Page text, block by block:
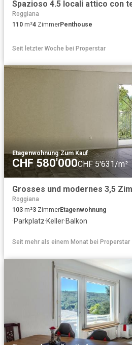
Roggiana
110 m²4 ZimmerPenthouse
Seit letzter Woche bei Properstar
Etagenwohnung·Zum Kauf
CHF 580'000CHF 5'631/m²
Roggiana
103 m²3 ZimmerEtagenwohnung
·Parkplatz·Keller·Balkon
Seit mehr als einem Monat bei Properstar